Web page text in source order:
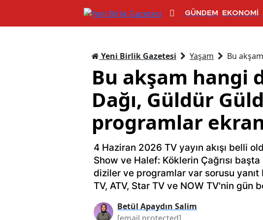
GÜNDEM EKONOMİ
Yeni Birlik Gazetesi Yaşam Bu
Bu akşam hangi
Dağı, Güldür
programlar
4 Haziran 2026 TV yayın akışı belli
Show ve Halef: Köklerin Çağrısı
diziler ve programlar var sorusu yanıt
TV, ATV, Star TV ve NOW TV'nin gün
Betül Apaydın Salim